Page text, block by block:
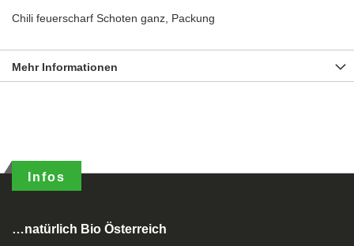
Chili feuerscharf Schoten ganz, Packung
Mehr Informationen
Infos
…natürlich Bio Österreich